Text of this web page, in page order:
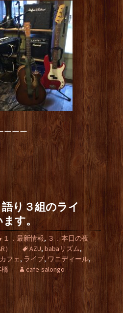
ーーー
り３組のライ
す。
１．最新情報, ３．本日の夜
AZU, babaリズム,
カフェ,ライブ, ワニディール,
橋 cafe-salongo